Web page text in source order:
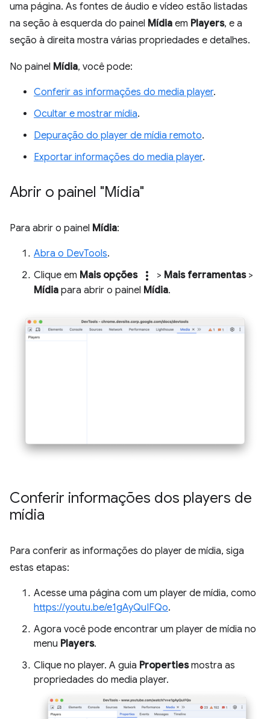
uma página. As fontes de áudio e vídeo estão listadas
na seção à esquerda do painel Mídia em Players, e a
seção à direita mostra várias propriedades e detalhes.
No painel Mídia, você pode:
Conferir as informações do media player.
Ocultar e mostrar mídia.
Depuração do player de mídia remoto.
Exportar informações do media player.
Abrir o painel "Mídia"
Para abrir o painel Mídia:
Abra o DevTools.
Clique em Mais opções more_vert > Mais ferramentas>
Mídia para abrir o painel Mídia.
Conferir informações dos players de
mídia
Para conferir as informações do player de mídia, siga
estas etapas:
Acesse uma página com um player de mídia, como
https://youtu.be/e1gAyQuIFQo.
Agora você pode encontrar um player de mídia no
menu Players.
Clique no player. A guia Propertiesmostra as
propriedades do media player.